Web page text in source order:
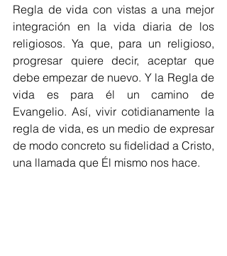
Regla de vida con vistas a una mejor
integración en la vida diaria de los
religiosos. Ya que, para un religioso,
progresar quiere decir, aceptar que
debe empezar de nuevo. Y la Regla de
vida es para él un camino de
Evangelio. Así, vivir cotidianamente la
regla de vida, es un medio de expresar
de modo concreto su fidelidad a Cristo,
una llamada que Él mismo nos hace.